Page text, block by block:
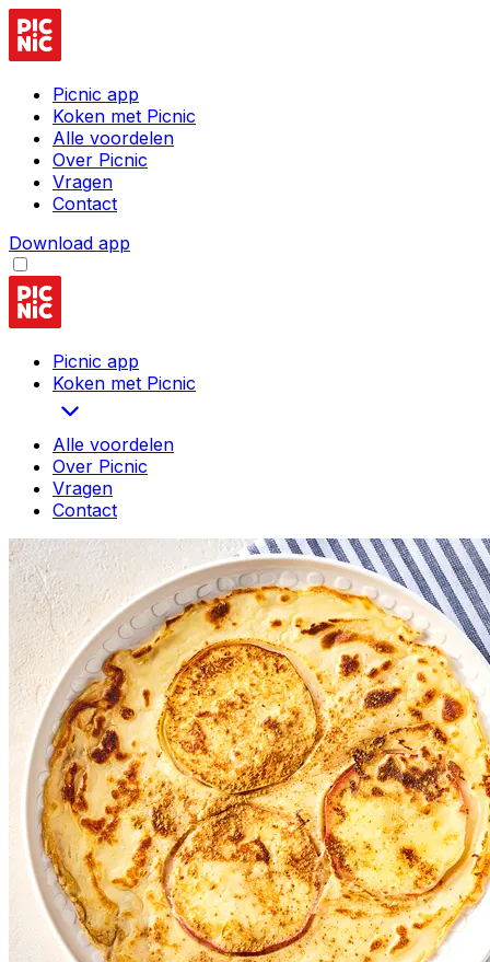
Picnic app
Koken met Picnic
Alle voordelen
Over Picnic
Vragen
Contact
Download app
Picnic app
Koken met Picnic
Alle voordelen
Over Picnic
Vragen
Contact